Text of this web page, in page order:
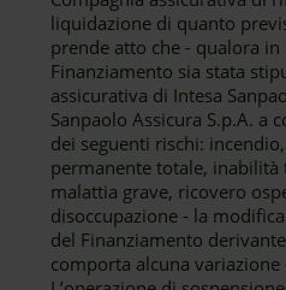
liquidazione di quanto
prende atto che - qualora in
Finanziamento sia stata
assicurativa di Intesa
Sanpaolo Assicura S.p.A. a
dei seguenti rischi:
permanente totale, inabilità
malattia grave, ricovero
disoccupazione - la
del Finanziamento
comporta alcuna